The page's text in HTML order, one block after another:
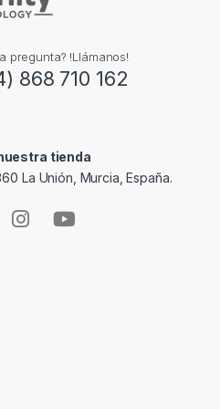
pregunta? !Llámanos!
868 710 162
tienda
La Unión, Murcia, España.